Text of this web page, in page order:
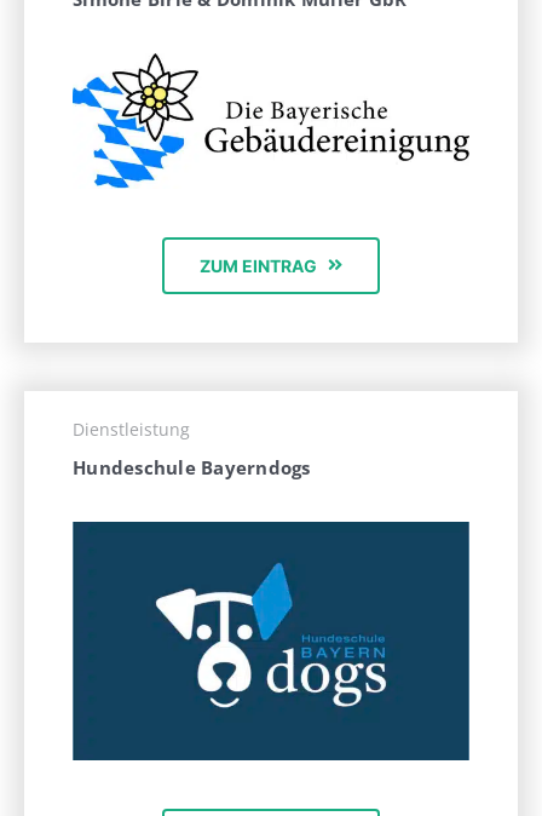
ZUM EINTRAG
Dienstleistung
Hundeschule Bayerndogs